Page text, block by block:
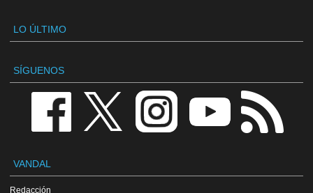
LO ÚLTIMO
SÍGUENOS
VANDAL
Redacción